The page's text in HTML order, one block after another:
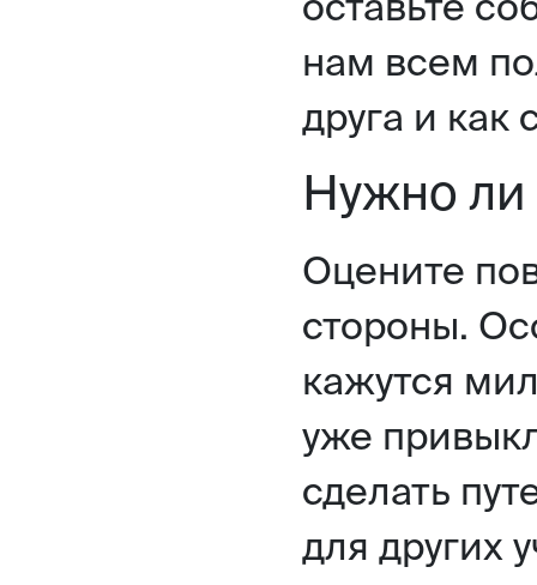
нам всем
друга и как
Нужно ли
Оцените
стороны.
кажутся
уже
сделать
для других